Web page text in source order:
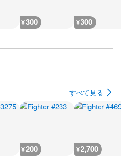
¥300 ¥300
すべて見る
¥200 ¥2,700